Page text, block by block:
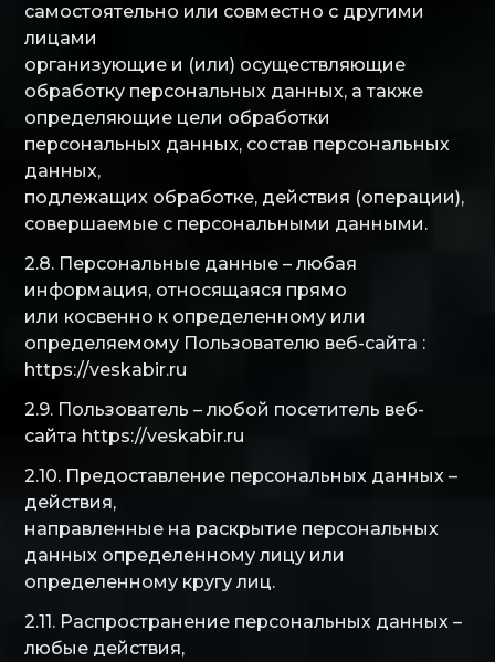
самостоятельно или совместно с другими
лицами
организующие и (или) осуществляющие
обработку персональных данных, а также
определяющие цели обработки
персональных данных, состав персональных
данных,
подлежащих обработке, действия (операции),
совершаемые с персональными данными.
2.8. Персональные данные – любая
информация, относящаяся прямо
или косвенно к определенному или
определяемому Пользователю веб-сайта :
https://veskabir.ru
2.9. Пользователь – любой посетитель веб-
сайта https://veskabir.ru
2.10. Предоставление персональных данных –
действия,
направленные на раскрытие персональных
данных определенному лицу или
определенному кругу лиц.
2.11. Распространение персональных данных –
любые действия,